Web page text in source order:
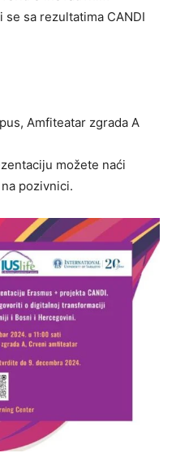
sa rezultatima CANDI
Amfiteatar zgrada A
možete naći
pozivnici.